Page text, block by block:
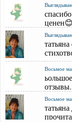
Восьмое
Восьмое